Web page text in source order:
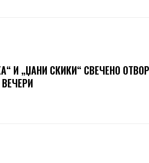
И „ЏАНИ СКИКИ“ СВЕЧЕНО